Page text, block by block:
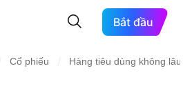
Bắt đầu
Cổ phiếu Hàng tiêu dùng không